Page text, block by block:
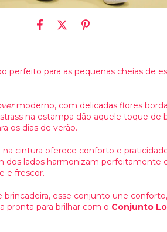
perfeito para as pequenas cheias de
moderno, com delicadas flores
na estampa dão aquele toque de
os dias de verão.
cintura oferece conforto e
dos lados harmonizam perfeitamente
e frescor.
esse conjunto une conforto,
pronta para brilhar com o Conjunto